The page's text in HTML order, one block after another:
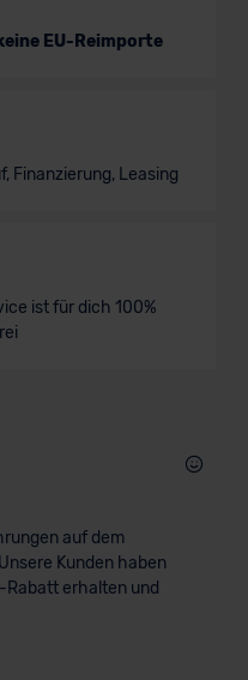
keine EU-Reimporte
Finanzierung, Leasing
ist für dich 100%
auf dem
Kunden haben
Rabatt erhalten und